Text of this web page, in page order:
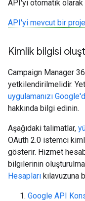
API'yi otomatik
API'yi mevcut bir
Kimlik bilgisi
Campaign Manager
yetkilendirilmelidir.
uygulamanızı
hakkında bilgi edinin.
Aşağıdaki talimatlar,
OAuth 2.0 istemci
gösterir. Hizmet
bilgilerinin
Hesapları kılavuzuna
Google API